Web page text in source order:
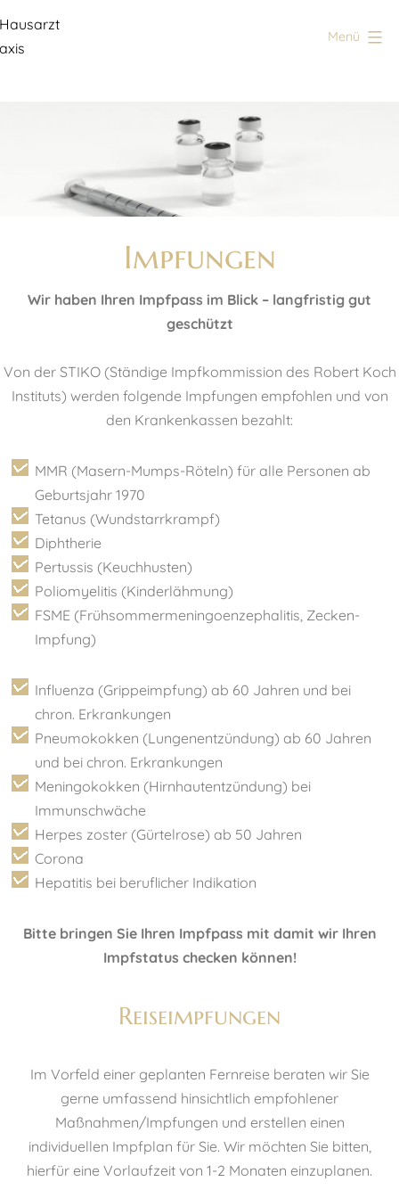
Inhalt
springen
Menü
Impfungen
Wir haben Ihren Impfpass im Blick – langfristig gut
geschützt
Von der STIKO (Ständige Impfkommission des Robert Koch
Instituts) werden folgende Impfungen empfohlen und von
den Krankenkassen bezahlt:
MMR (Masern-Mumps-Röteln) für alle Personen ab
Geburtsjahr 1970
Tetanus (Wundstarrkrampf)
Diphtherie
Pertussis (Keuchhusten)
Poliomyelitis (Kinderlähmung)
FSME (Frühsommermeningoenzephalitis, Zecken-
Impfung)
Influenza (Grippeimpfung) ab 60 Jahren und bei
chron. Erkrankungen
Pneumokokken (Lungenentzündung) ab 60 Jahren
und bei chron. Erkrankungen
Meningokokken (Hirnhautentzündung) bei
Immunschwäche
Herpes zoster (Gürtelrose) ab 50 Jahren
Corona
Hepatitis bei beruflicher Indikation
Bitte bringen Sie Ihren Impfpass mit damit wir Ihren
Impfstatus checken können!
Reiseimpfungen
Im Vorfeld einer geplanten Fernreise beraten wir Sie
gerne umfassend hinsichtlich empfohlener
Maßnahmen/Impfungen und erstellen einen
individuellen Impfplan für Sie. Wir möchten Sie bitten,
hierfür eine Vorlaufzeit von 1-2 Monaten einzuplanen.